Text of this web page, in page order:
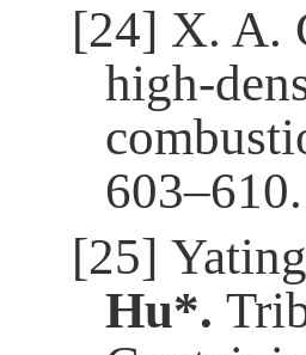
[24] X. A.
high-
603–610.
[25]
Hu*.